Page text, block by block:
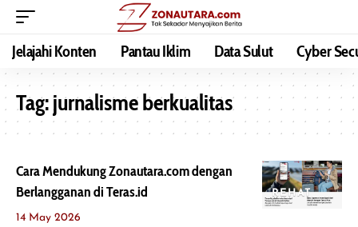
Jelajahi Konten Pantau Iklim Data Sulut Cyber
Tag:jurnalisme berkualitas
REHAT
Cara Mendukung Zonautara.com dengan
Berlangganan di Teras.id
14 May 2026